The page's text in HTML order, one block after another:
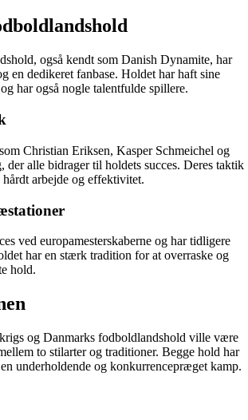
også kendt som Danish Dynamite, har
en dedikeret fanbase. Holdet har haft sine
har også nogle talentfulde spillere.
Christian Eriksen, Kasper Schmeichel og
der alle bidrager til holdets succes. Deres taktik
arbejde og effektivitet.
ved europamesterskaberne og har tidligere
har en stærk tradition for at overraske og
hold.
og Danmarks fodboldlandshold ville være
to stilarter og traditioner. Begge hold har
underholdende og konkurrencepræget kamp.